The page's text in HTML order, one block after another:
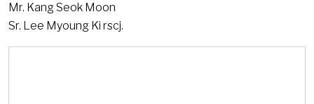
Mr. Kang Seok Moon
Sr. Lee Myoung Ki rscj.